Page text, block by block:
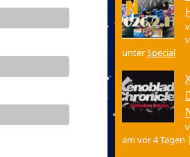
unterSpecial
am vor 4 Tagen |